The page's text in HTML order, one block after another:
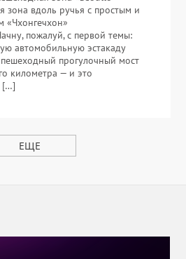
зона вдоль ручья с простым и
«Чхонгечхон»
пожалуй, с первой темы:
автомобильную эстакаду
прогулочный мост
километра — и это
[…]
ЕЩЕ